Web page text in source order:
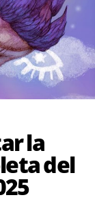
la
del